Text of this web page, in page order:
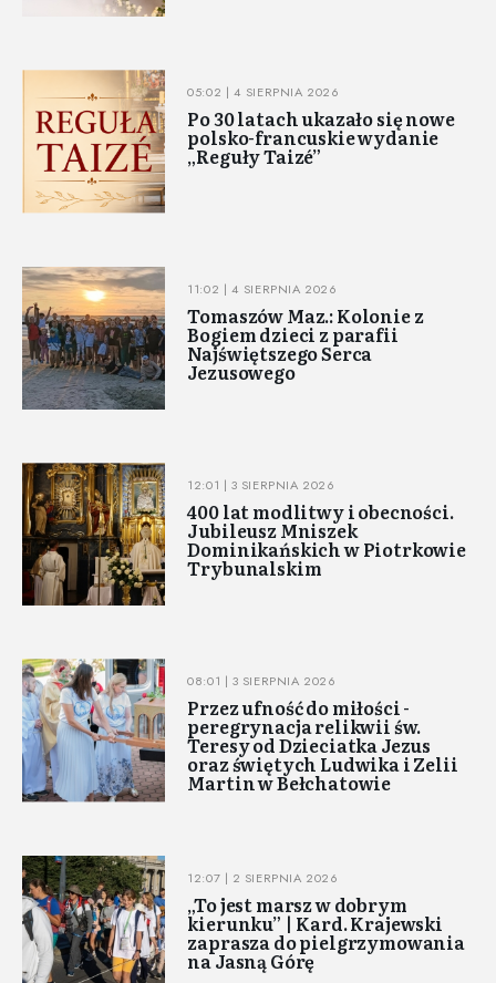
05:02 | 4 SIERPNIA 2026
Po 30 latach ukazało się nowe
polsko-francuskie wydanie
„Reguły Taizé”
11:02 | 4 SIERPNIA 2026
Tomaszów Maz.: Kolonie z
Bogiem dzieci z parafii
Najświętszego Serca
Jezusowego
12:01 | 3 SIERPNIA 2026
400 lat modlitwy i obecności.
Jubileusz Mniszek
Dominikańskich w Piotrkowie
Trybunalskim
08:01 | 3 SIERPNIA 2026
Przez ufność do miłości -
peregrynacja relikwii św.
Teresy od Dzieciatka Jezus
oraz świętych Ludwika i Zelii
Martin w Bełchatowie
12:07 | 2 SIERPNIA 2026
„To jest marsz w dobrym
kierunku” | Kard. Krajewski
zaprasza do pielgrzymowania
na Jasną Górę